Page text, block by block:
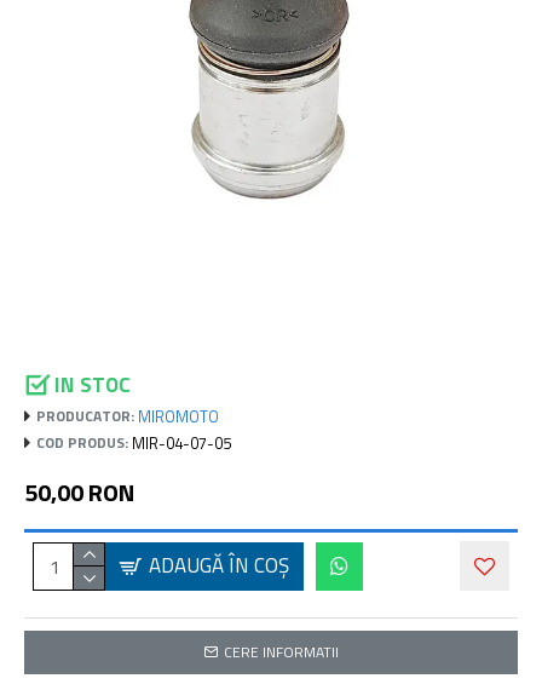
IN STOC
PRODUCATOR: MIROMOTO
COD PRODUS: MIR-04-07-05
50,00 RON
ADAUGĂ ÎN COŞ
CERE INFORMATII